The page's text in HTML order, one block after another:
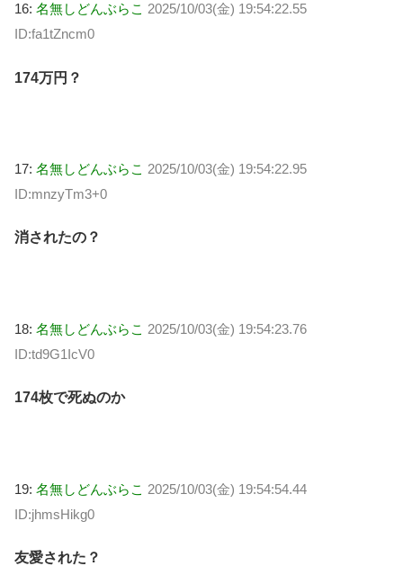
16: 名無しどんぶらこ 2025/10/03(金) 19:54:22.55
ID:fa1tZncm0
174万円？
17: 名無しどんぶらこ 2025/10/03(金) 19:54:22.95
ID:mnzyTm3+0
消されたの？
18: 名無しどんぶらこ 2025/10/03(金) 19:54:23.76
ID:td9G1IcV0
174枚で死ぬのか
19: 名無しどんぶらこ 2025/10/03(金) 19:54:54.44
ID:jhmsHikg0
友愛された？